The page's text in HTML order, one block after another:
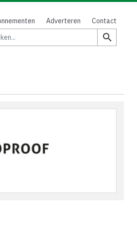
Adverteren
Contact
search